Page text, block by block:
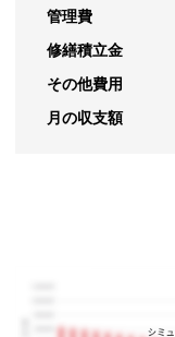
管理費
修繕積立金
その他費用
月の収支額